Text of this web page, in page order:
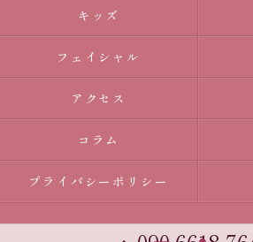
キッズ
フェイシャル
アクセス
コラム
プライバシーポリシー